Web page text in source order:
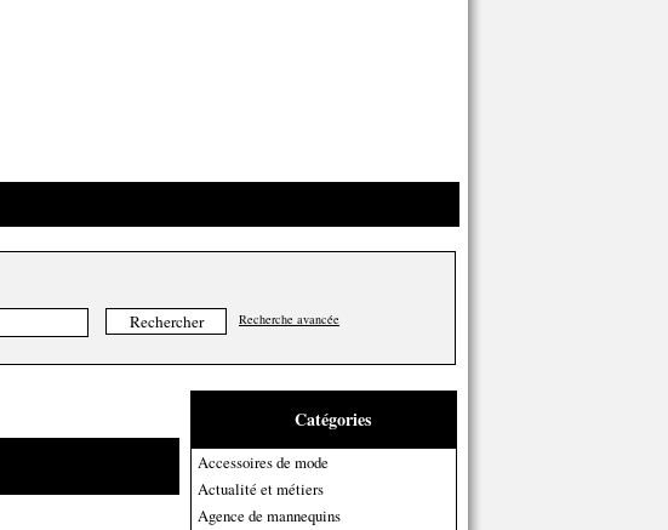
Recherche avancée
Catégories
Accessoires de mode
Actualité et métiers
Agence de mannequins